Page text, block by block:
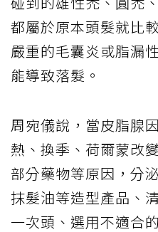
都屬於原本頭髮就比
嚴重的毛囊炎或脂漏
能導致落髮。
周宛儀說，當皮脂腺
熱、換季、荷爾蒙改
部分藥物等原因，分
抹髮油等造型產品、
一次頭、選用不適合